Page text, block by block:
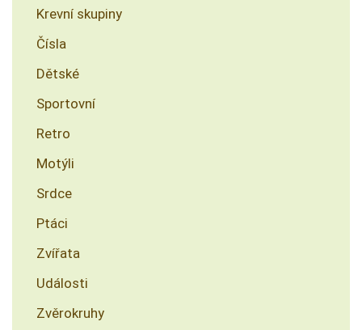
Krevní skupiny
Čísla
Dětské
Sportovní
Retro
Motýli
Srdce
Ptáci
Zvířata
Události
Zvěrokruhy